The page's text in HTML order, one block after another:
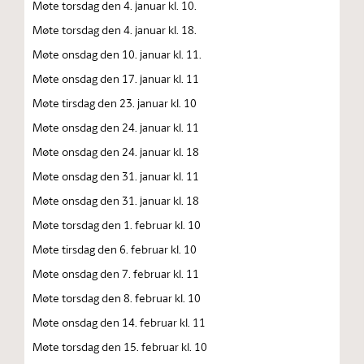
Møte torsdag den 4. januar kl. 10.
Møte torsdag den 4. januar kl. 18.
Møte onsdag den 10. januar kl. 11.
Møte onsdag den 17. januar kl. 11
Møte tirsdag den 23. januar kl. 10
Møte onsdag den 24. januar kl. 11
Møte onsdag den 24. januar kl. 18
Møte onsdag den 31. januar kl. 11
Møte onsdag den 31. januar kl. 18
Møte torsdag den 1. februar kl. 10
Møte tirsdag den 6. februar kl. 10
Møte onsdag den 7. februar kl. 11
Møte torsdag den 8. februar kl. 10
Møte onsdag den 14. februar kl. 11
Møte torsdag den 15. februar kl. 10